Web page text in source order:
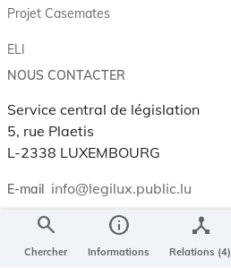
search
Chercher
info
Informations
device_hub
Relations (4)
Projet Casemates
ELI
NOUS CONTACTER
Service central de législation
5, rue Plaetis
L-2338 LUXEMBOURG
E-mail info@legilux.public.lu
My LegiBox , votre espace personnel.